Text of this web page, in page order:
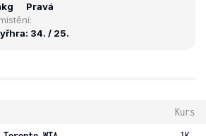
kg
Pravá
34. / 25.
Kurs